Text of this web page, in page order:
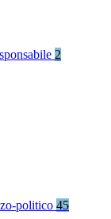
2
politico 45